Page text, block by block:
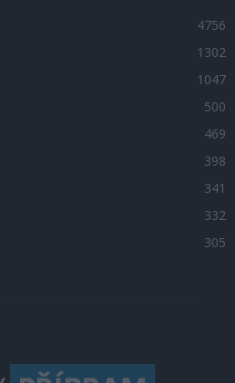
4756
1302
1047
500
469
398
341
332
305